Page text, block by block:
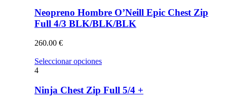
múltiples
variantes.
Las
elegir
página
Neopreno Hombre O’Neill Epic Chest Zip
Full 4/3 BLK/BLK/BLK
260.00 €
Seleccionar opcionesEste
múltiples
variantes.
4
Ninja Chest Zip Full 5/4 +